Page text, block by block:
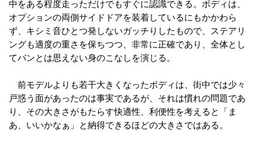
中をある程度走っただけでもすぐに認識できる。ボディは、
オプションの両側サイドドアを装着しているにもかかわら
ず、キシミ音ひとつ発しないガッチりしたもので、ステアリ
ングも適度の重さを保ちつつ、非常に正確であり、全体とし
てバンとは思えない身のこなしを演じる。
前モデルよりも若干大きくなったボディは、街中では少々
戸惑う面があったのは事実であるが、それは慣れの問題であ
り、その大きさがもたらす快適性、利便性を考えると「ま
あ、いいかなぁ」と納得できるほどの大きさではある。